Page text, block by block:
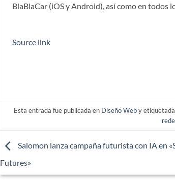
BlaBlaCar (iOS y Android), así como en todos
Source link
Esta entrada fue publicada en Diseño Weby etiquetada
Salomon lanza campaña futurista con IA en
Futures»